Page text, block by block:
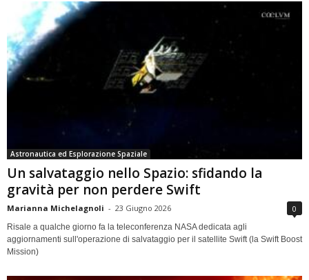
Astronautica ed Esplorazione Spaziale
Un salvataggio nello Spazio: sfidando la
gravità per non perdere Swift
Marianna Michelagnoli - 23 Giugno 2026 0
Risale a qualche giorno fa la teleconferenza NASA dedicata agli
aggiornamenti sull'operazione di salvataggio per il satellite Swift (la Swift Boost
Mission)